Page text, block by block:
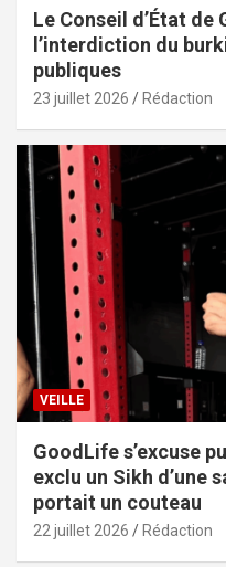
Le Conseil d’État de
l’interdiction du
publiques
23 juillet 2026 Rédaction
VEILLE
GoodLife s’excuse
exclu un Sikh d’une
portait un couteau
22 juillet 2026 Rédaction